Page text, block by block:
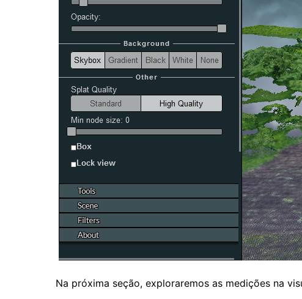
Na próxima seção, exploraremos as medições na